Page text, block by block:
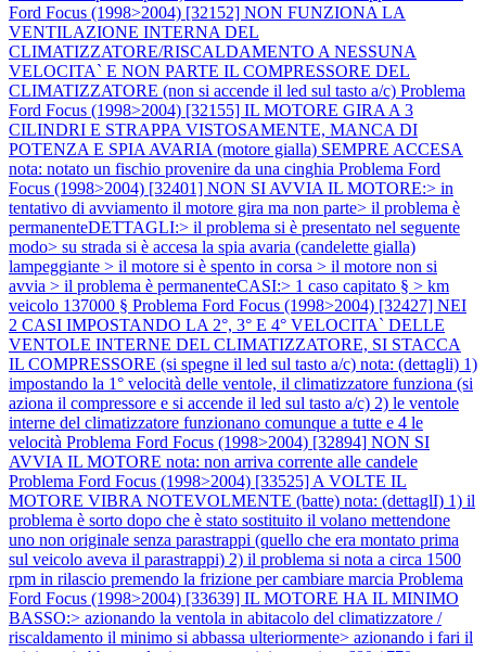
Ford Focus (1998>2004) [32152] NON FUNZIONA LA
VENTILAZIONE INTERNA DEL
CLIMATIZZATORE/RISCALDAMENTO A NESSUNA
VELOCITA` E NON PARTE IL COMPRESSORE DEL
CLIMATIZZATORE (non si accende il led sul tasto a/c) Problema
Ford Focus (1998>2004) [32155] IL MOTORE GIRA A 3
CILINDRI E STRAPPA VISTOSAMENTE, MANCA DI
POTENZA E SPIA AVARIA (motore gialla) SEMPRE ACCESA
nota: notato un fischio provenire da una cinghia Problema Ford
Focus (1998>2004) [32401] NON SI AVVIA IL MOTORE:> in
tentativo di avviamento il motore gira ma non parte> il problema è
permanenteDETTAGLI:> il problema si è presentato nel seguente
modo> su strada si è accesa la spia avaria (candelette gialla)
lampeggiante > il motore si è spento in corsa > il motore non si
avvia > il problema è permanenteCASI:> 1 caso capitato § > km
veicolo 137000 § Problema Ford Focus (1998>2004) [32427] NEI
2 CASI IMPOSTANDO LA 2°, 3° E 4° VELOCITA` DELLE
VENTOLE INTERNE DEL CLIMATIZZATORE, SI STACCA
IL COMPRESSORE (si spegne il led sul tasto a/c) nota: (dettagli) 1)
impostando la 1° velocità delle ventole, il climatizzatore funziona (si
aziona il compressore e si accende il led sul tasto a/c) 2) le ventole
interne del climatizzatore funzionano comunque a tutte e 4 le
velocità Problema Ford Focus (1998>2004) [32894] NON SI
AVVIA IL MOTORE nota: non arriva corrente alle candele
Problema Ford Focus (1998>2004) [33525] A VOLTE IL
MOTORE VIBRA NOTEVOLMENTE (batte) nota: (dettaglI) 1) il
problema è sorto dopo che è stato sostituito il volano mettendone
uno non originale senza parastrappi (quello che era montato prima
sul veicolo aveva il parastrappi) 2) il problema si nota a circa 1500
rpm in rilascio premendo la frizione per cambiare marcia Problema
Ford Focus (1998>2004) [33639] IL MOTORE HA IL MINIMO
BASSO:> azionando la ventola in abitacolo del climatizzatore /
riscaldamento il minimo si abbassa ulteriormente> azionando i fari il